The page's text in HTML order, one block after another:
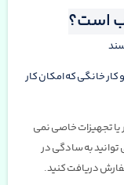
است؟
کار خانگی که امکان کار
یا تجهیزات خاصی نمی
توانید به سادگی در
دریافت کنید.